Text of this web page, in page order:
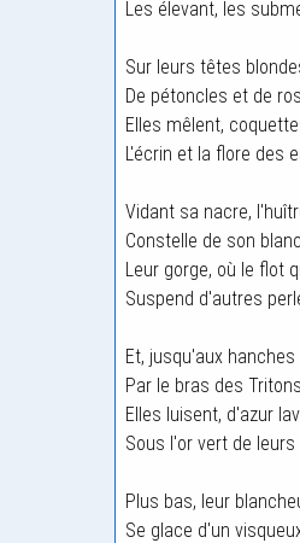
Les élevant, les
Sur leurs têtes
De pétoncles et de
Elles mêlent,
L'écrin et la flore des
Vidant sa nacre,
Constelle de son
Leur gorge, où le flot
Suspend d'autres
Et, jusqu'aux
Par le bras des
Elles luisent, d'azur
Sous l'or vert de
Plus bas, leur
Se glace d'un